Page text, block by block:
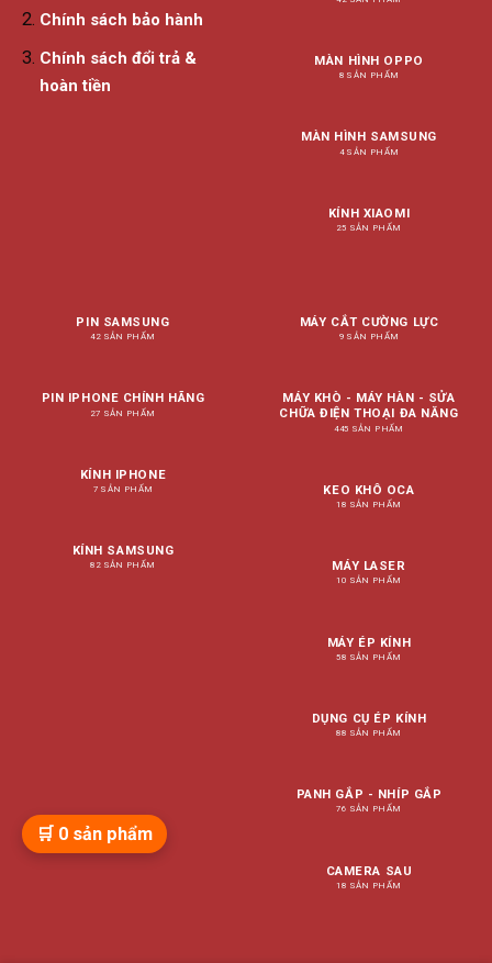
Chính sách bảo hành
Chính sách đổi trả &
hoàn tiền
MÀN HÌNH OPPO
8 SẢN PHẨM
MÀN HÌNH SAMSUNG
4 SẢN PHẨM
KÍNH XIAOMI
25 SẢN PHẨM
PIN SAMSUNG
42 SẢN PHẨM
PIN IPHONE CHÍNH HÃNG
27 SẢN PHẨM
KÍNH IPHONE
7 SẢN PHẨM
KÍNH SAMSUNG
82 SẢN PHẨM
MÁY CẮT CƯỜNG LỰC
9 SẢN PHẨM
MÁY KHÒ - MÁY HÀN - SỬA
CHỮA ĐIỆN THOẠI ĐA NĂNG
445 SẢN PHẨM
KEO KHÔ OCA
18 SẢN PHẨM
MÁY LASER
10 SẢN PHẨM
MÁY ÉP KÍNH
58 SẢN PHẨM
DỤNG CỤ ÉP KÍNH
88 SẢN PHẨM
PANH GẮP - NHÍP GẮP
76 SẢN PHẨM
CAMERA SAU
18 SẢN PHẨM
🛒 0 sản phẩm